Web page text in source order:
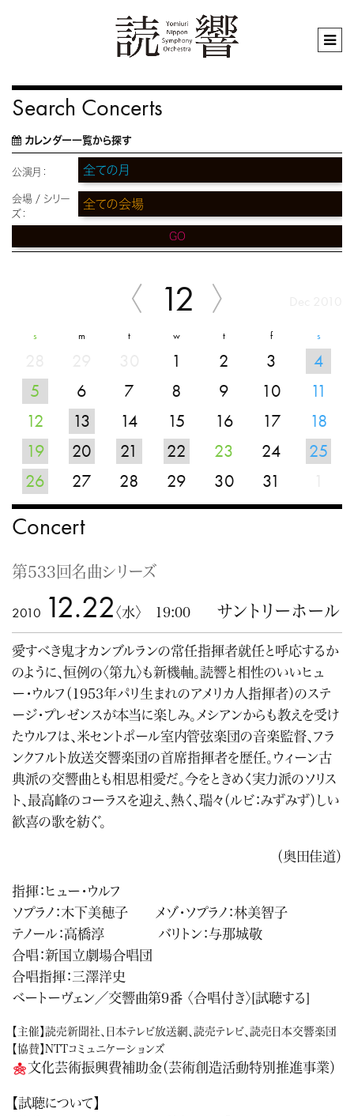
Search Concerts
カレンダー一覧から探す
公演月：
会場 / シリー
ズ：
GO
12
s m t w t f s
1 2 3
4
5
6 7 8 9 10
11
12
13 14 15 16 17
18
19
20 21 22 23 24
25
26
27 28 29 30 31
Concert
第533回名曲シリーズ
2010 12.22 〈水〉 19:00 サントリーホール
愛すべき鬼才カンブルランの常任指揮者就任と呼応するか
のように、恒例の〈第九〉も新機軸。読響と相性のいいヒュ
ー・ウルフ（1953年パリ生まれのアメリカ人指揮者）のステ
ージ・プレゼンスが本当に楽しみ。メシアンからも教えを受け
たウルフは、米セントポール室内管弦楽団の音楽監督、フラ
ンクフルト放送交響楽団の首席指揮者を歴任。ウィーン古
典派の交響曲とも相思相愛だ。今をときめく実力派のソリス
ト、最高峰のコーラスを迎え、熱く、瑞々（ルビ：みずみず）しい
歓喜の歌を紡ぐ。
（奥田佳道）
指揮：ヒュー・ウルフ
ソプラノ：木下美穂子 メゾ・ソプラノ：林美智子
テノール：高橋淳 バリトン：与那城敬
合唱：新国立劇場合唱団
合唱指揮：三澤洋史
ベートーヴェン／交響曲第9番 〈合唱付き〉 [試聴する]
【主催】読売新聞社、日本テレビ放送網、読売テレビ、読売日本交響楽団
【協賛】NTTコミュニケーションズ
文化芸術振興費補助金（芸術創造活動特別推進事業）
【試聴について】